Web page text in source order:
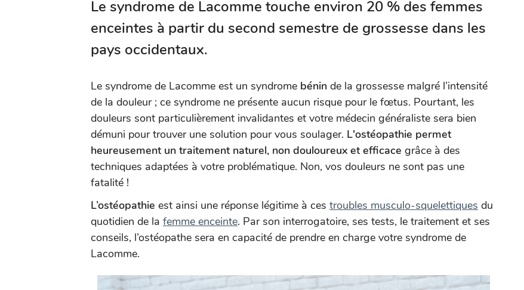
Le syndrome de Lacomme touche environ 20 % des femmes
enceintes à partir du second semestre de grossesse dans les
pays occidentaux.
Le syndrome de Lacomme est un syndrome bénin de la grossesse malgré l’intensité
de la douleur ; ce syndrome ne présente aucun risque pour le fœtus. Pourtant, les
douleurs sont particulièrement invalidantes et votre médecin généraliste sera bien
démuni pour trouver une solution pour vous soulager. L'ostéopathie permet
heureusement un traitement naturel, non douloureux et efficace grâce à des
techniques adaptées à votre problématique. Non, vos douleurs ne sont pas une
fatalité !
L’ostéopathie est ainsi une réponse légitime à ces troubles musculo-squelettiques du
quotidien de la femme enceinte. Par son interrogatoire, ses tests, le traitement et ses
conseils, l’ostéopathe sera en capacité de prendre en charge votre syndrome de
Lacomme.